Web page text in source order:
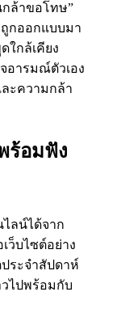
ล้าขอโทษ”
ถูกออกแบบมา
ใกล้เคียง
อารมณ์ตัวเอง
ะความกล้า
ร้อมฟัง
ลน์ได้จาก
เว็บไซต์อย่าง
ประจำสัปดาห์
วไปพร้อมกับ